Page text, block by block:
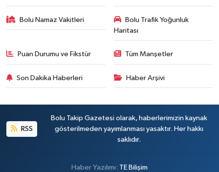
Bolu Namaz Vakitleri
Bolu Trafik Yoğunluk
Haritası
Puan Durumu ve Fikstür Tüm Manşetler
Son Dakika Haberleri Haber Arşivi
RSS
Bolu Takip Gazetesi olarak, haberlerimizin kaynak
gösterilmeden yayımlanması yasaktır. Her hakkı
saklıdır.
Haber Yazılımı: TE Bilişim